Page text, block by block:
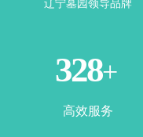
辽宁墓园领导品牌
365+
高效服务